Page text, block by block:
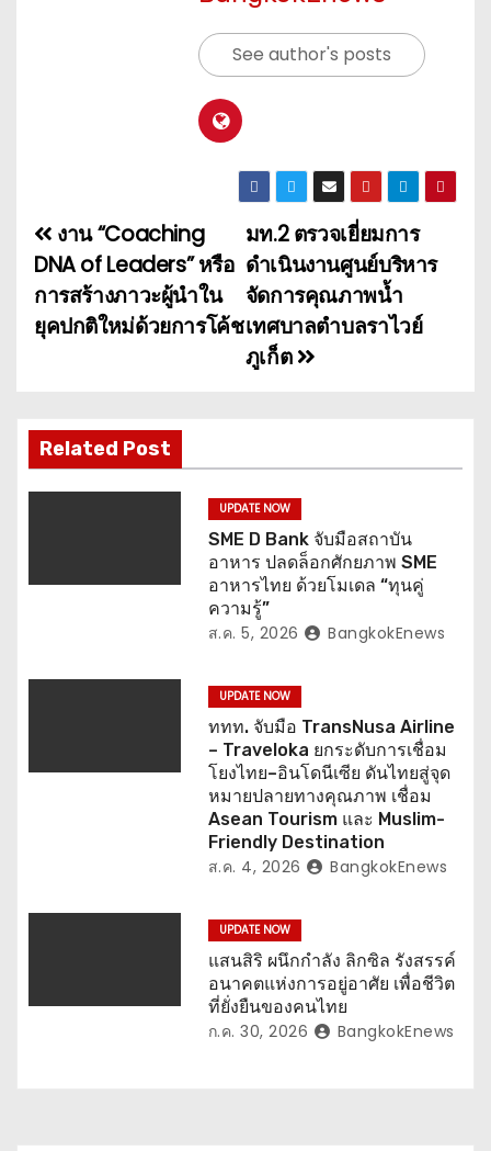
See author's posts
แ
น
ะ
น
ว
มท.2 ตรวจเยี่ยมการ
ดำเนินงานศูนย์บริหาร
จัดการคุณภาพน้ำ
เทศบาลตำบลราไวย์
ภูเก็ต
งาน “Coaching
DNA of Leaders” หรือ
การสร้างภาวะผู้นำใน
ยุคปกติใหม่ด้วยการโค้ช
Related Post
UPDATE NOW
SME D Bank จับมือสถาบัน
อาหาร ปลดล็อกศักยภาพ SME
อาหารไทย ด้วยโมเดล “ทุนคู่
ความรู้”
ส.ค. 5, 2026 BangkokEnews
UPDATE NOW
ททท. จับมือ TransNusa Airline
– Traveloka ยกระดับการเชื่อม
โยงไทย–อินโดนีเซีย ดันไทยสู่จุด
หมายปลายทางคุณภาพ เชื่อม
Asean Tourism และ Muslim-
Friendly Destination
ส.ค. 4, 2026 BangkokEnews
UPDATE NOW
แสนสิริ ผนึกกำลัง ลิกซิล รังสรรค์
อนาคตแห่งการอยู่อาศัย เพื่อชีวิต
ที่ยั่งยืนของคนไทย
ก.ค. 30, 2026 BangkokEnews